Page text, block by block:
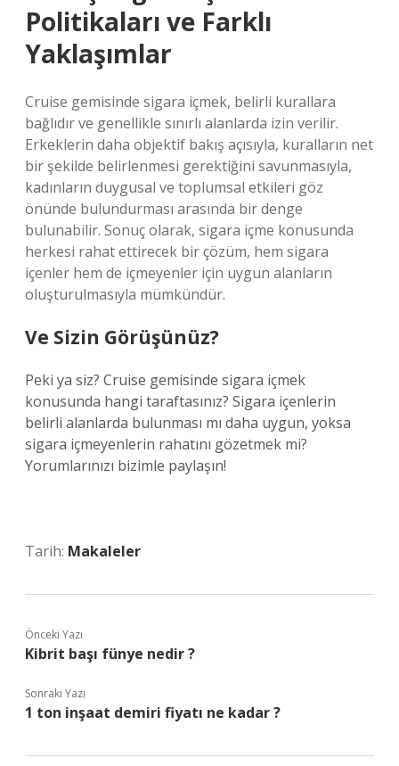
Politikaları ve Farklı
Yaklaşımlar
Cruise gemisinde sigara içmek, belirli kurallara
bağlıdır ve genellikle sınırlı alanlarda izin verilir.
Erkeklerin daha objektif bakış açısıyla, kuralların net
bir şekilde belirlenmesi gerektiğini savunmasıyla,
kadınların duygusal ve toplumsal etkileri göz
önünde bulundurması arasında bir denge
bulunabilir. Sonuç olarak, sigara içme konusunda
herkesi rahat ettirecek bir çözüm, hem sigara
içenler hem de içmeyenler için uygun alanların
oluşturulmasıyla mümkündür.
Ve Sizin Görüşünüz?
Peki ya siz? Cruise gemisinde sigara içmek
konusunda hangi taraftasınız? Sigara içenlerin
belirli alanlarda bulunması mı daha uygun, yoksa
sigara içmeyenlerin rahatını gözetmek mi?
Yorumlarınızı bizimle paylaşın!
Tarih: Makaleler
Önceki Yazı
Kibrit başı fünye nedir ?
Sonraki Yazı
1 ton inşaat demiri fiyatı ne kadar ?